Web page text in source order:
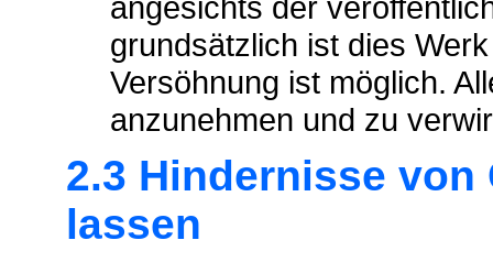
grundsätzlich ist dies
Versöhnung ist möglich.
anzunehmen und zu
2.3 Hindernisse von
lassen